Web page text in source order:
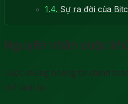
1.4. Sự ra đời của
Nguyên nhân cuộc
Cuộc khủng hoảng tài chính
thể lành lại.